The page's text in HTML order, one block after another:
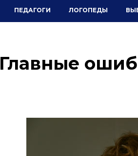
ПЕДАГОГИ ЛОГОПЕДЫ
Главные